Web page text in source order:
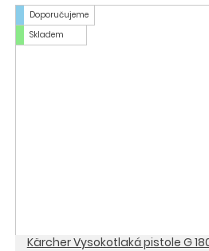
Doporučujeme
Skladem
Kärcher Vysokotlaká pistole G